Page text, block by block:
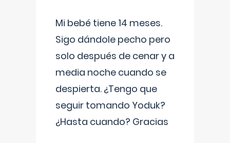
Mi bebé tiene 14 meses.
Sigo dándole pecho pero
solo después de cenar y a
media noche cuando se
despierta. ¿Tengo que
seguir tomando Yoduk?
¿Hasta cuando? Gracias